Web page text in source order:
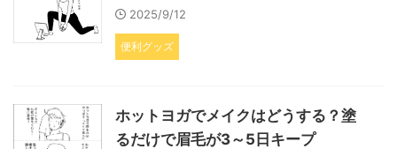
2025/9/12
便利グッズ
ホットヨガでメイクはどうする？塗
るだけで眉毛が3～5日キープ